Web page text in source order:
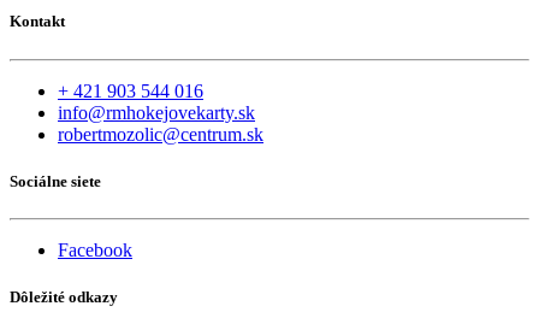
Kontakt
+ 421 903 544 016
info@rmhokejovekarty.sk
robertmozolic@centrum.sk
Sociálne siete
Facebook
Dôležité odkazy